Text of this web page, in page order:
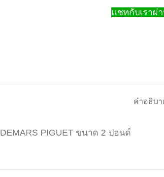
แชทกับเราผ่
คำอธิบา
PIGUET ขนาด 2 ปอนด์